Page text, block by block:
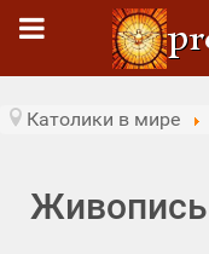
Католики в мире
Живопись